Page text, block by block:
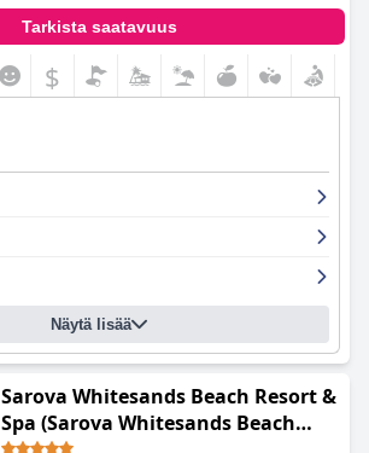
Tarkista saatavuus
$
Näytä lisää
Sarova Whitesands Beach Resort &
Spa (Sarova Whitesands Beach